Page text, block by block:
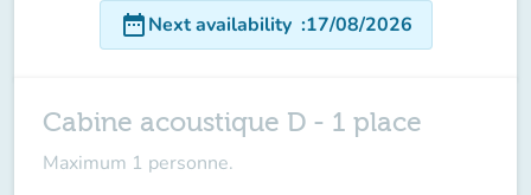
date_rangeNext availability :17/08/2026
Cabine acoustique D - 1 place
Maximum 1 personne.